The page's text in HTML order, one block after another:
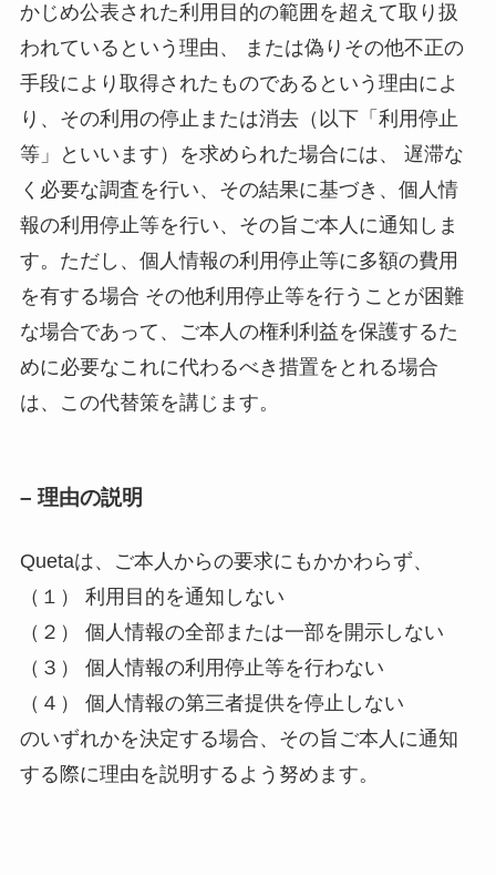
かじめ公表された利用目的の範囲を超えて取り扱
われているという理由、 または偽りその他不正の
手段により取得されたものであるという理由によ
り、その利用の停止または消去（以下「利用停止
等」といいます）を求められた場合には、 遅滞な
く必要な調査を行い、その結果に基づき、個人情
報の利用停止等を行い、その旨ご本人に通知しま
す。ただし、個人情報の利用停止等に多額の費用
を有する場合 その他利用停止等を行うことが困難
な場合であって、ご本人の権利利益を保護するた
めに必要なこれに代わるべき措置をとれる場合
は、この代替策を講じます。
– 理由の説明
Quetaは、ご本人からの要求にもかかわらず、
（１） 利用目的を通知しない
（２） 個人情報の全部または一部を開示しない
（３） 個人情報の利用停止等を行わない
（４） 個人情報の第三者提供を停止しない
のいずれかを決定する場合、その旨ご本人に通知
する際に理由を説明するよう努めます。